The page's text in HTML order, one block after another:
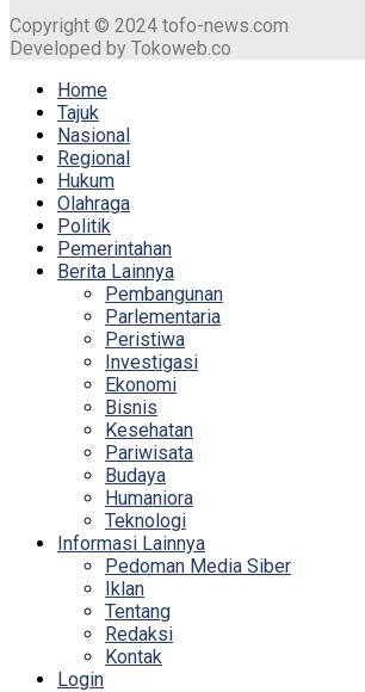
Copyright © 2024 tofo-news.com
Developed by Tokoweb.co
Home
Tajuk
Nasional
Regional
Hukum
Olahraga
Politik
Pemerintahan
Berita Lainnya
Pembangunan
Parlementaria
Peristiwa
Investigasi
Ekonomi
Bisnis
Kesehatan
Pariwisata
Budaya
Humaniora
Teknologi
Informasi Lainnya
Pedoman Media Siber
Iklan
Tentang
Redaksi
Kontak
Login